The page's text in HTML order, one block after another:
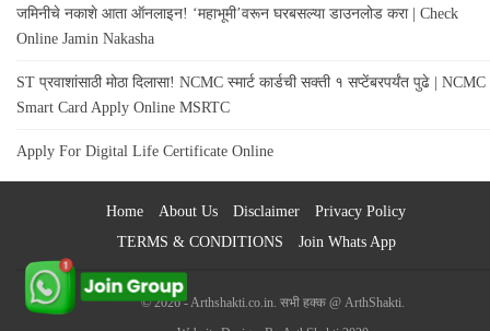
जमिनीचे नकाशे आता ऑनलाइन! ‘महाभूमी’वरून घरबसल्या डाउनलोड करा | Check
Online Jamin Nakasha
ST प्रवाशांसाठी मोठा दिलासा! NCMC स्मार्ट कार्डची सक्ती १ सप्टेंबरपर्यंत पुढे | NCMC
Smart Card Apply Online MSRTC
Apply For Digital Life Certificate Online
Home About Us Disclaimer
Privacy Policy
TERMS & CONDITIONS
Join Whats App
© 2026 - Arthshakti.co.in. सभी हक्क @ ArthShakti.